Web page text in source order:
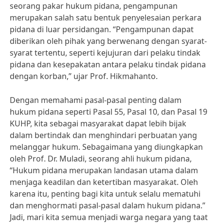
seorang pakar hukum pidana, pengampunan
merupakan salah satu bentuk penyelesaian perkara
pidana di luar persidangan. “Pengampunan dapat
diberikan oleh pihak yang berwenang dengan syarat-
syarat tertentu, seperti kejujuran dari pelaku tindak
pidana dan kesepakatan antara pelaku tindak pidana
dengan korban,” ujar Prof. Hikmahanto.
Dengan memahami pasal-pasal penting dalam
hukum pidana seperti Pasal 55, Pasal 10, dan Pasal 19
KUHP, kita sebagai masyarakat dapat lebih bijak
dalam bertindak dan menghindari perbuatan yang
melanggar hukum. Sebagaimana yang diungkapkan
oleh Prof. Dr. Muladi, seorang ahli hukum pidana,
“Hukum pidana merupakan landasan utama dalam
menjaga keadilan dan ketertiban masyarakat. Oleh
karena itu, penting bagi kita untuk selalu mematuhi
dan menghormati pasal-pasal dalam hukum pidana.”
Jadi, mari kita semua menjadi warga negara yang taat